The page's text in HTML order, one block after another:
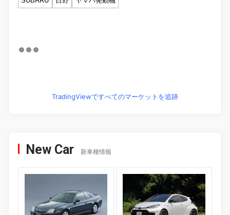
TradingViewですべてのマーケットを追跡
New Car 新車種情報